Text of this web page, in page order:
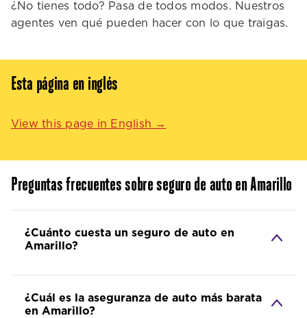
¿No tienes todo? Pasa de todos modos. Nuestros
agentes ven qué pueden hacer con lo que traigas.
Esta página en inglés
View this page in English →
Preguntas frecuentes sobre seguro de auto en Amarillo
¿Cuánto cuesta un seguro de auto en
Amarillo?
¿Cuál es la aseguranza de auto más barata
en Amarillo?